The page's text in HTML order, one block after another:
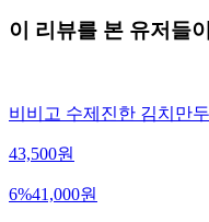
이 리뷰를 본 유저들
비비고 수제진한 김치만
43,500원
6%41,000원